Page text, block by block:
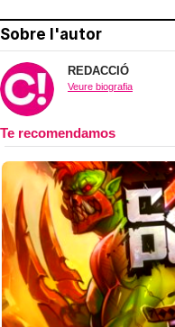
Sobre l'autor
REDACCIÓ
Veure biografia